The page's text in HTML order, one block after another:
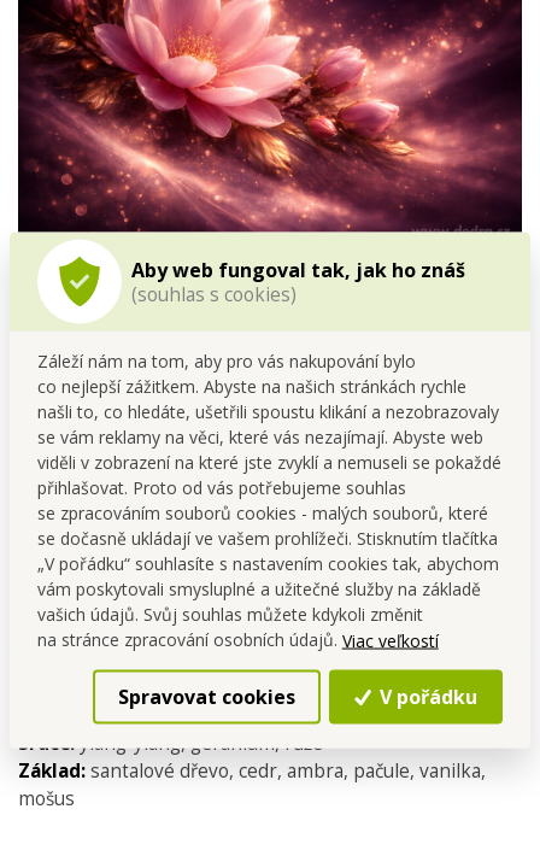
Aby web fungoval tak, jak ho znáš
(souhlas s cookies)
Záleží nám na tom, aby pro vás nakupování bylo
co nejlepší zážitkem. Abyste na našich stránkách rychle
našli to, co hledáte, ušetřili spoustu klikání a nezobrazovaly
se vám reklamy na věci, které vás nezajímají. Abyste web
viděli v zobrazení na které jste zvyklí a nemuseli se pokaždé
přihlašovat. Proto od vás potřebujeme souhlas
se zpracováním souborů cookies - malých souborů, které
se dočasně ukládají ve vašem prohlížeči. Stisknutím tlačítka
„V pořádku“ souhlasíte s nastavením cookies tak, abychom
vám poskytovali smysluplné a užitečné služby na základě
vašich údajů. Svůj souhlas můžete kdykoli změnit
na stránce zpracování osobních údajů. Viac veľkostí
Spravovat cookies V pořádku
MAGNOLIA WOOD
Květinově-dřevitá kompozice s pudrovou hebkostí a
výrazným, elegantním základem.
Úvod tvoří svěží bergamot a šťavnatá mandarinka, které
dodávají vůni lehkost a jas.
V srdci se rozvíjí ylang-ylang, geranium a růže, přinášející
harmonii a jemnou květinovou eleganci.
Základ ze santalového a cedrového dřeva, ambry, pačule,
vanilky a mošusu vytváří hřejivou, smyslnou hloubku s
lehce nasládlým dozvukem.
MAGNOLIA WOOD působí kultivovaně, vyváženě a
zanechává na textilu výraznou, ale harmonickou stopu.
květinově-dřevitá, pudrová
bergamot, mandarinka
Srdce:ylang-ylang, geranium, růže
Základ:santalové dřevo, cedr, ambra, pačule, vanilka,
mošus